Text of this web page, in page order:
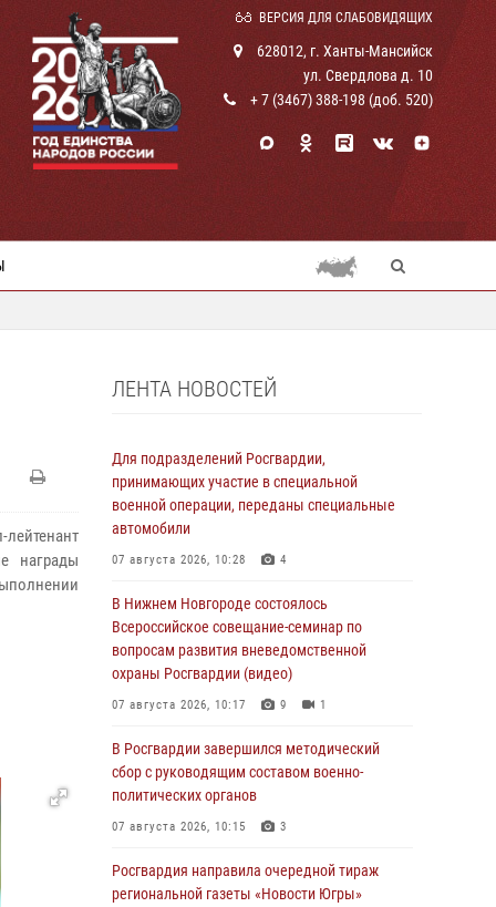
ВЕРСИЯ ДЛЯ СЛАБОВИДЯЩИХ
628012, г. Ханты-Мансийск
ул. Свердлова д. 10
+ 7 (3467) 388-198 (доб. 520)
награды
ЛЕНТА НОВОСТЕЙ
Для подразделений Росгвардии,
принимающих участие в специальной
военной операции, переданы специальные
автомобили
07 августа 2026, 10:28 4
В Нижнем Новгороде состоялось
Всероссийское совещание-семинар по
вопросам развития вневедомственной
охраны Росгвардии (видео)
07 августа 2026, 10:17 9 1
В Росгвардии завершился методический
сбор с руководящим составом военно-
политических органов
07 августа 2026, 10:15 3
Росгвардия направила очередной тираж
региональной газеты «Новости Югры»